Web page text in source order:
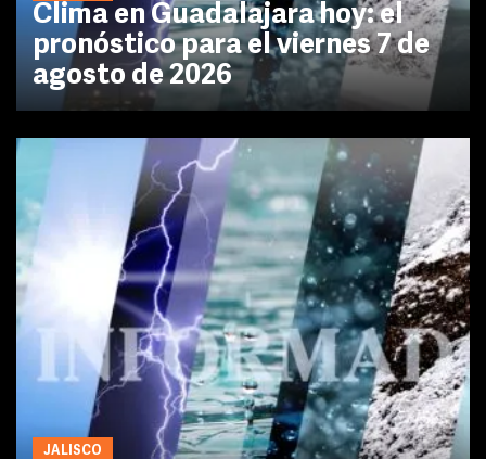
Clima en Guadalajara hoy: el
pronóstico para el viernes 7 de
agosto de 2026
JALISCO